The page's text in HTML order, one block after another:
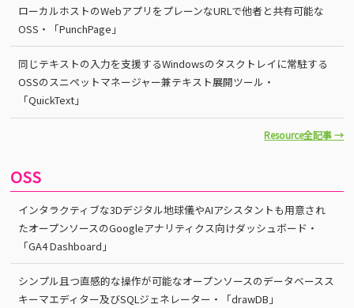
ローカルホストのWebアプリをプレーンなURLで他者と共有可能な
OSS・「PunchPage」
同じテキストの入力を支援するWindowsのタスクトレイに常駐する
OSSのスニペットマネージャー兼テキスト展開ツール・
「QuickText」
Resource全記事 →
OSS
インタラクティブな3Dデジタル地球儀やAIアシスタントも用意され
たオープンソースのGoogleアナリティクス向けダッシュボード・
「GA4 Dashboard」
シンプル且つ直感的な操作が可能なオープンソースのデータベースス
キーマエディター及びSQLジェネレーター・「drawDB」